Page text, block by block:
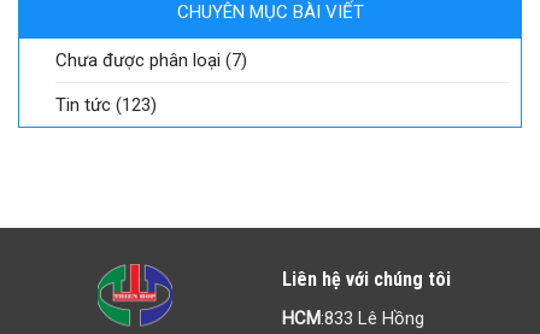
tin
LED
không
và
CHUYÊN MỤC BÀI VIẾT
Chưa được phân loại (7)
Tin tức (123)
Liên hệ với chúng tôi
HCM:833 Lê Hồng